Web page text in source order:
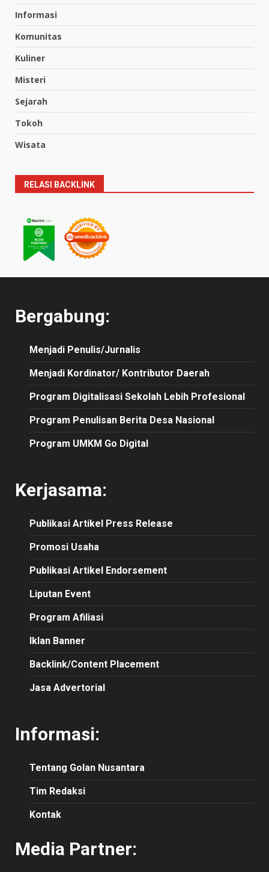
Informasi
Komunitas
Kuliner
Misteri
Sejarah
Tokoh
Wisata
RELASI BACKLINK
Bergabung:
Menjadi Penulis/Jurnalis
Menjadi Kordinator/ Kontributor Daerah
Program Digitalisasi Sekolah Lebih Profesional
Program Penulisan Berita Desa Nasional
Program UMKM Go Digital
Kerjasama:
Publikasi Artikel Press Release
Promosi Usaha
Publikasi Artikel Endorsement
Liputan Event
Program Afiliasi
Iklan Banner
Backlink/Content Placement
Jasa Advertorial
Informasi:
Tentang Golan Nusantara
Tim Redaksi
Kontak
Media Partner: